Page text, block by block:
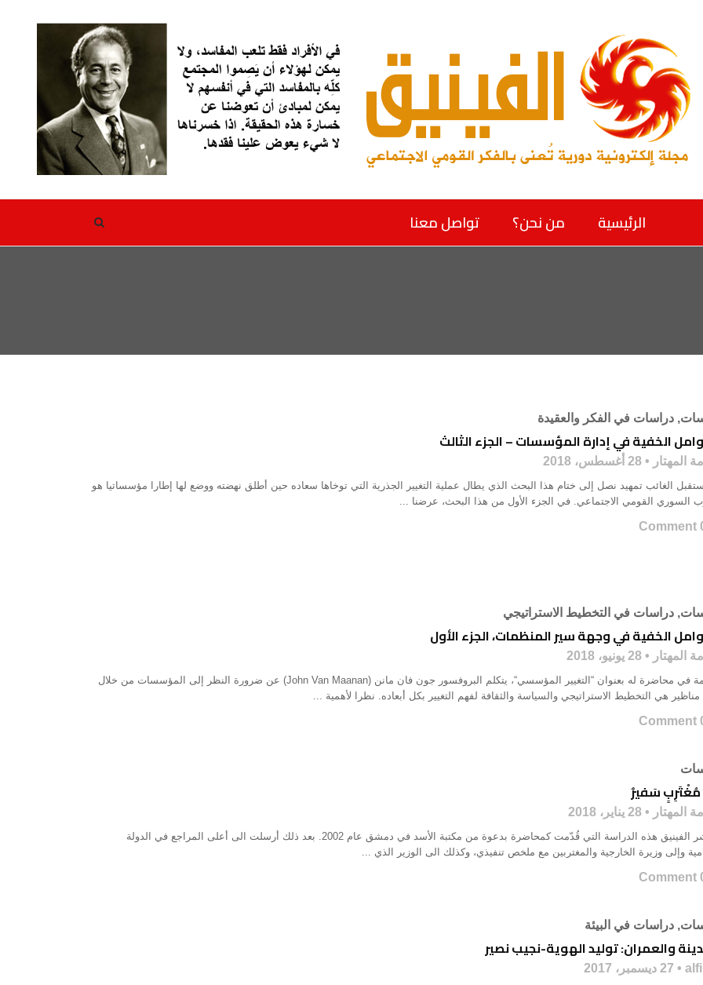
الرئيسية من نحن؟ تواصل معنا
, دراسات في الفكر والعقيدة
الخفية في إدارة المؤسسات – الجزء الثالث
المهتار 28 أغسطس، 2018
الغائب تمهيد نصل إلى ختام هذا البحث الذي يطال عملية التغيير الجذرية التي توخاها سعاده حين أطلق نهضته ووضع لها إطارا مؤسساتيا هو
السوري القومي الاجتماعي. في الجزء الأول من هذا البحث، عرضنا ...
0
, دراسات في التخطيط الاستراتيجي
الخفية في وجهة سير المنظمات، الجزء الأول
المهتار 28 يونيو، 2018
مقدمة في محاضرة له بعنوان “التغيير المؤسسي“، يتكلم البروفسور جون فان مانن (John Van Maanan) عن ضرورة النظر إلى المؤسسات من خلال
مناظير هي التخطيط الاستراتيجي والسياسة والثقافة لفهم التغيير بكل أبعاده. نظرا لأهمية ...
0
سَفيرٌ
المهتار 28 يناير، 2018
تنشر الفينيق هذه الدراسة التي قُدّمت كمحاضرة بدعوة من مكتبة الأسد في دمشق عام 2002. بعد ذلك أرسلت الى أعلى المراجع في الدولة
وإلى وزيرة الخارجية والمغتربين مع ملخص تنفيذي، وكذلك الى الوزير الذي ...
0
, دراسات في البيئة
والعمران: توليد الهوية-نجيب نصير
27 ديسمبر، 2017